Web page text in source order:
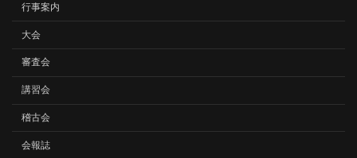
行事案内
大会
審査会
講習会
稽古会
会報誌